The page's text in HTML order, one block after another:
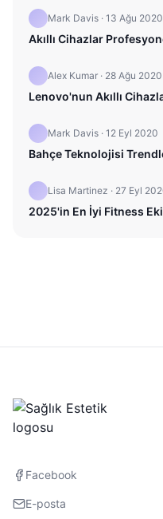
Mark Davis · 13 Ağu 2020
Akıllı Cihazlar
Alex Kumar · 28 Ağu 2020
Lenovo'nun Akıllı
Mark Davis · 12 Eyl 2020
Bahçe Teknolojisi
Lisa Martinez · 27 Eyl
2025'in En İyi Fitness
Facebook
E-posta